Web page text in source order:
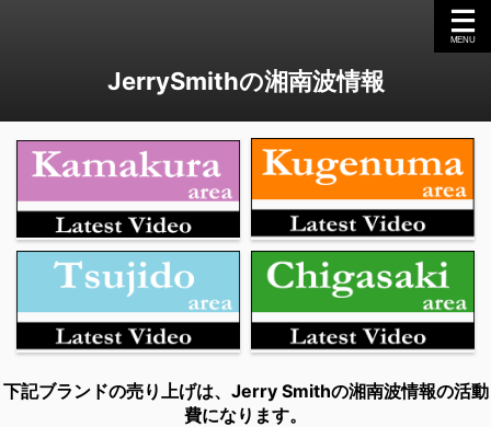
JerrySmithの湘南波情報
下記ブランドの売り上げは、Jerry Smithの湘南波情報の活動
費になります。